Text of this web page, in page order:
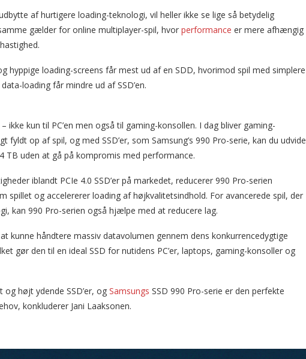
af hurtigere loading-teknologi, vil heller ikke se lige så betydelig
gælder for online multiplayer-spil, hvor performance er mere afhængig
hyppige loading-screens får mest ud af en SDD, hvorimod spil med simplere
loading får mindre ud af SSD’en.
ikke kun til PC’en men også til gaming-konsollen. I dag bliver gaming-
fyldt op af spil, og med SSD’er, som Samsung’s 990 Pro-serie, kan du udvide
TB uden at gå på kompromis med performance.
iblandt PCIe 4.0 SSD’er på markedet, reducerer 990 Pro-serien
spillet og accelererer loading af højkvalitetsindhold. For avancerede spil, der
kan 990 Pro-serien også hjælpe med at reducere lag.
kunne håndtere massiv datavolumen gennem dens konkurrencedygtige
gør den til en ideal SSD for nutidens PC’er, laptops, gaming-konsoller og
højt ydende SSD’er, og Samsungs SSD 990 Pro-serie er den perfekte
konkluderer Jani Laaksonen.